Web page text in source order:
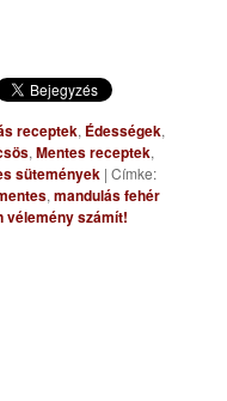
receptek, Édességek,
,Mentes receptek,
sütemények |Címke:
,mandulás fehér
vélemény számít!